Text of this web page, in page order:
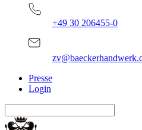
+49 30 206455-0
Presse
Login